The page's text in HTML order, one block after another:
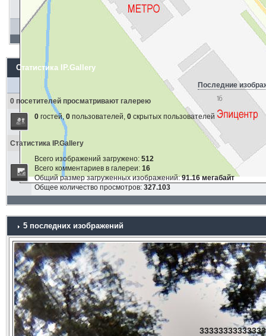
Статистика IP.Gallery
Последние
0 посетителей просматривают галерею
0гостей, 0пользователей, 0скрытых пользователей
Статистика IP.Gallery
Всего изображений загружено: 512
Всего комментариев в галереи: 16
Общий размер загруженных изображений:91.16 мегабайт
Общее количество просмотров: 327.103
5 последних изображений